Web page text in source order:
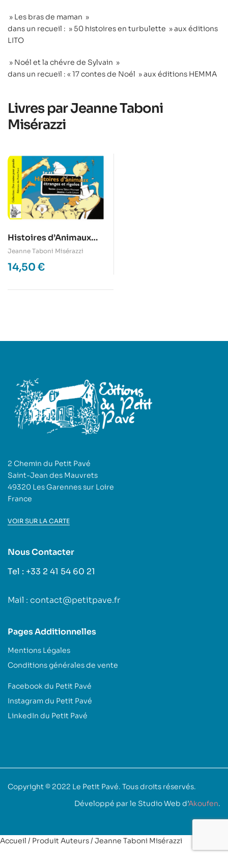
» Les bras de maman »
dans un recueil : » 50 histoires en turbulette » aux éditions
LITO
» Noél et la chévre de Sylvain »
dans un recueil : « 17 contes de Noél » aux éditions HEMMA
Livres par Jeanne Taboni
Misérazzi
Histoires d’Animaux
étranges et rigolos
Jeanne Taboni Misérazzi
14,50 €
2 Chemin du Petit Pavé
Saint-Jean des Mauvrets
49320 Les Garennes sur Loire
France
VOIR SUR LA CARTE
Nous Contacter
Tel : +33 2 41 54 60 21
Mail : contact@petitpave.fr
Pages Additionnelles
Mentions Légales
Conditions générales de vente
Facebook du Petit Pavé
Instagram du Petit Pavé
LinkedIn du Petit Pavé
Copyright © 2022 Le Petit Pavé. Tous droits réservés.
Développé par le Studio Web d’Akoufen.
Accueil / Produit Auteurs / Jeanne Taboni Misérazzi